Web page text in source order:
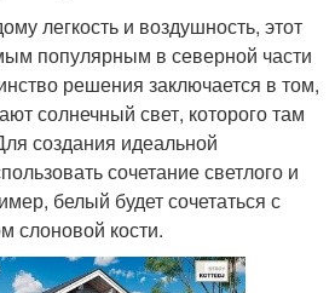
легкость и воздушность, этот
популярным в северной части
решения заключается в том,
солнечный свет, которого там
создания идеальной
сочетание светлого и
белый будет сочетаться с
слоновой кости.